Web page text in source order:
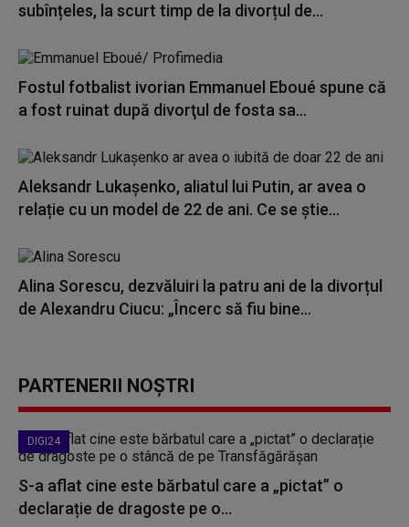
subînțeles, la scurt timp de la divorțul de...
Fostul fotbalist ivorian Emmanuel Eboué spune că
a fost ruinat după divorţul de fosta sa...
Aleksandr Lukașenko, aliatul lui Putin, ar avea o
relație cu un model de 22 de ani. Ce se știe...
Alina Sorescu, dezvăluiri la patru ani de la divorțul
de Alexandru Ciucu: „Încerc să fiu bine...
PARTENERII NOȘTRI
DIGI24
S-a aflat cine este bărbatul care a „pictat” o
declarație de dragoste pe o...